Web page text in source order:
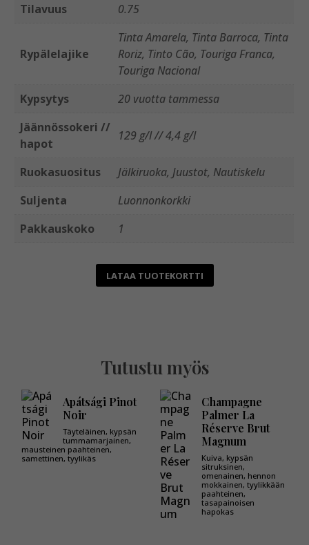
Tilavuus
0.75
Rypälelajike
Tinta Amarela, Tinta Barroca, Tinta
Roriz, Tinto Cão, Touriga Franca,
Touriga Nacional
Kypsytys
20 vuotta tammessa
Jäännössokeri //
hapot
129 g/l // 4,4 g/l
Ruokasuositus
Jälkiruoka, Juustot, Nautiskelu
Suljenta
Luonnonkorkki
Pakkauskoko
1
LATAA TUOTEKORTTI
Tutustu myös
Apátsági Pinot
Noir
Täyteläinen, kypsän
tummamarjainen,
mausteinen paahteinen,
samettinen, tyylikäs
Champagne
Palmer La
Réserve Brut
Magnum
Kuiva, kypsän
sitruksinen,
omenainen, hennon
mokkainen, tyylikkään
paahteinen,
tasapainoisen
hapokas